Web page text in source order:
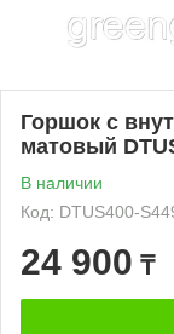
Горшок с
матовый
В наличии
Код: DTUS400-
24 900 ₸